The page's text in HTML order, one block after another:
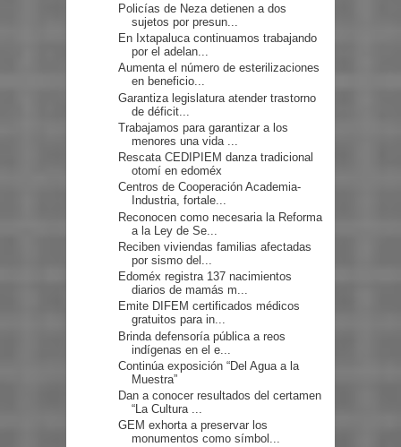
Policías de Neza detienen a dos
sujetos por presun...
En Ixtapaluca continuamos trabajando
por el adelan...
Aumenta el número de esterilizaciones
en beneficio...
Garantiza legislatura atender trastorno
de déficit...
Trabajamos para garantizar a los
menores una vida ...
Rescata CEDIPIEM danza tradicional
otomí en edoméx
Centros de Cooperación Academia-
Industria, fortale...
Reconocen como necesaria la Reforma
a la Ley de Se...
Reciben viviendas familias afectadas
por sismo del...
Edoméx registra 137 nacimientos
diarios de mamás m...
Emite DIFEM certificados médicos
gratuitos para in...
Brinda defensoría pública a reos
indígenas en el e...
Continúa exposición “Del Agua a la
Muestra”
Dan a conocer resultados del certamen
“La Cultura ...
GEM exhorta a preservar los
monumentos como símbol...